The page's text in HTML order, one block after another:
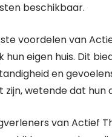
beschikbaar.
voordelen van
hun eigen huis. Dit
en
wetende dat hun
van Actief